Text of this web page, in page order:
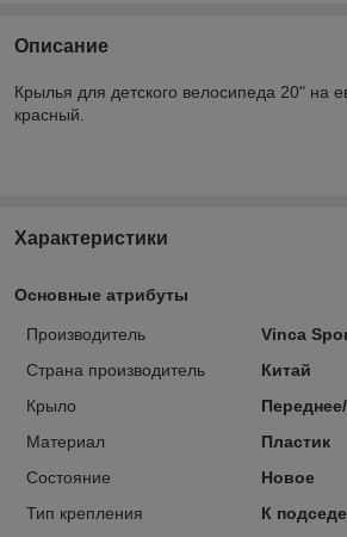
Описание
Крылья для детского велосипеда 20" на
красный.
Характеристики
Основные атрибуты
Производитель
Vinca
Страна производитель
Китай
Крыло
Материал
Пластик
Состояние
Новое
Тип крепления
К